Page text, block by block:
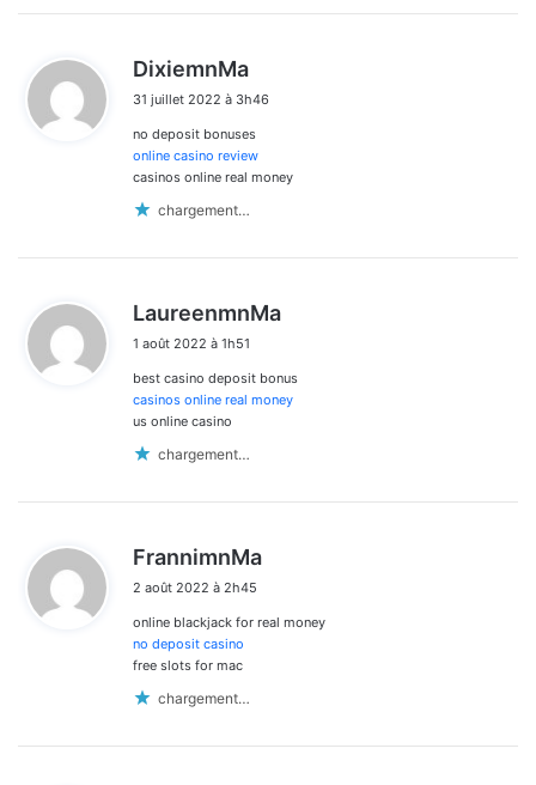
DixiemnMa
t
:
31 juillet 2022 à 3h46
no deposit bonuses
online casino review
casinos online real money
chargement…
LaureenmnMa
:
1 août 2022 à 1h51
best casino deposit bonus
casinos online real money
us online casino
chargement…
FrannimnMa
2 août 2022 à 2h45
online blackjack for real money
no deposit casino
free slots for mac
chargement…